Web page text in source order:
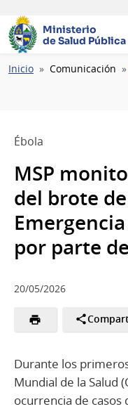
Ministerio
de Salud Pública
Ruta
Inicio Comunicación
Ébola
MSP
del brote
por parte
20/05/2026
Durante los
Mundial de la Salud
ocurrencia de